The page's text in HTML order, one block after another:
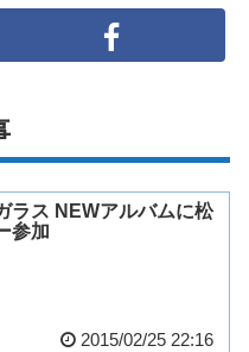
ラス NEWアルバムに松
参加
2015/02/25 22:16